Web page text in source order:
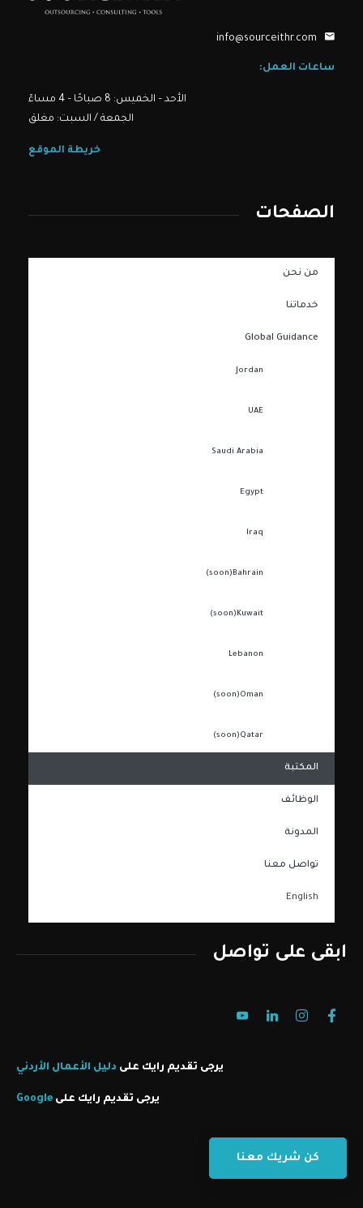
info@sourceithr.com
ساعات العمل:
الأحد – الخميس: 8 صباحًا – 4 مساءً
الجمعة / السبت: مغلق
خريطة الموقع
الصفحات
من نحن
خدماتنا
Global Guidance
Jordan
UAE
Saudi Arabia
Egypt
Iraq
Bahrain
(soon)
Kuwait
(soon)
Lebanon
Oman
(soon)
Qatar
(soon)
المكتبة
الوظائف
المدونة
تواصل معنا
English
ابقى على تواصل
يرجى تقديم رايك على دليل الأعمال الأردني
يرجى تقديم رايك على Google
كن شريك معنا